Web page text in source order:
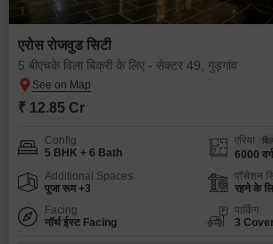
एरोस रोजवुड सिटी
5 बीएचके विला बिक्री के लिए - सेक्टर 49, गुड़गांव
₹ 12.85 Cr
Config
5 BHK + 6 Bath
एरिया
6000
Additional Spaces
पूजा रूम +3
पॉसेशन
रहने के
Facing
नॉर्थ ईस्ट Facing
पार्किंग
3